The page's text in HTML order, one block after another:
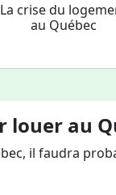
La crise du
au Québec
louer au
il faudra